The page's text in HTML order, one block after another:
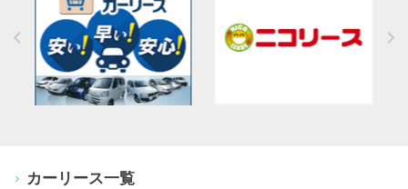
カーリース一覧